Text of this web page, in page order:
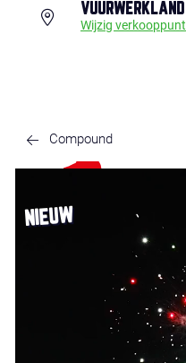
VUURWERKLAND
Wijzig verkooppunt
Compound
NIEUW